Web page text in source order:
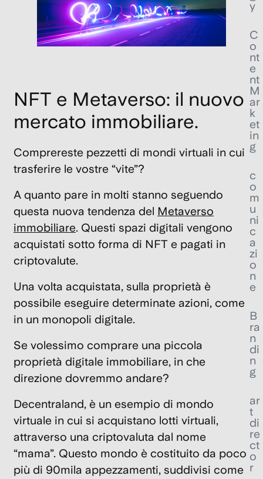
NFT e Metaverso: il nuovo
mercato immobiliare.
Comprereste pezzetti di mondi virtuali in cui
trasferire le vostre “vite”?
A quanto pare in molti stanno seguendo
questa nuova tendenza del Metaverso
immobiliare. Questi spazi digitali vengono
acquistati sotto forma di NFT e pagati in
criptovalute.
Una volta acquistata, sulla proprietà è
possibile eseguire determinate azioni, come
in un monopoli digitale.
Se volessimo comprare una piccola
proprietà digitale immobiliare, in che
direzione dovremmo andare?
Decentraland, è un esempio di mondo
virtuale in cui si acquistano lotti virtuali,
attraverso una criptovaluta dal nome
“mama”. Questo mondo è costituito da poco
più di 90mila appezzamenti, suddivisi come
y
C
o
nt
e
nt
M
ar
k
et
in
g
c
o
m
u
ni
c
a
zi
o
n
e
B
ra
n
di
n
g
ar
t
di
re
ct
o
r